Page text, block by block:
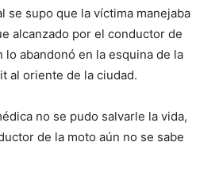
se supo que la víctima manejaba
alcanzado por el conductor de
lo abandonó en la esquina de la
al oriente de la ciudad.
no se pudo salvarle la vida,
de la moto aún no se sabe